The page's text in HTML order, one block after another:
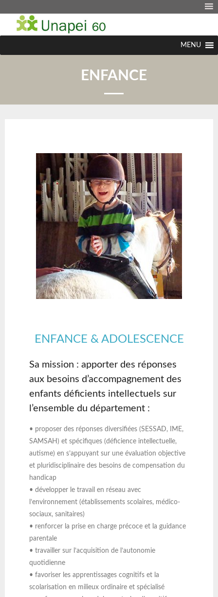
MENU
ENFANCE
ENFANCE & ADOLESCENCE
Sa mission : apporter des réponses
aux besoins d’accompagnement des
enfants déficients intellectuels sur
l’ensemble du département :
• proposer des réponses diversifiées (SESSAD, IME,
SAMSAH) et spécifiques (déficience intellectuelle,
autisme) en s’appuyant sur une évaluation objective
et pluridisciplinaire des besoins de compensation du
handicap
• développer le travail en réseau avec
l’environnement (établissements scolaires, médico-
sociaux, sanitaires)
• renforcer la prise en charge précoce et la guidance
parentale
• travailler sur l’acquisition de l’autonomie
quotidienne
• favoriser les apprentissages cognitifs et la
scolarisation en milieux ordinaire et spécialisé